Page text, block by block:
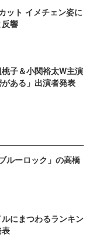
ット イメチェン姿に
反響
子＆小関裕太W主演
がある」出演者発表
ルーロック」の高橋
にまつわるランキン